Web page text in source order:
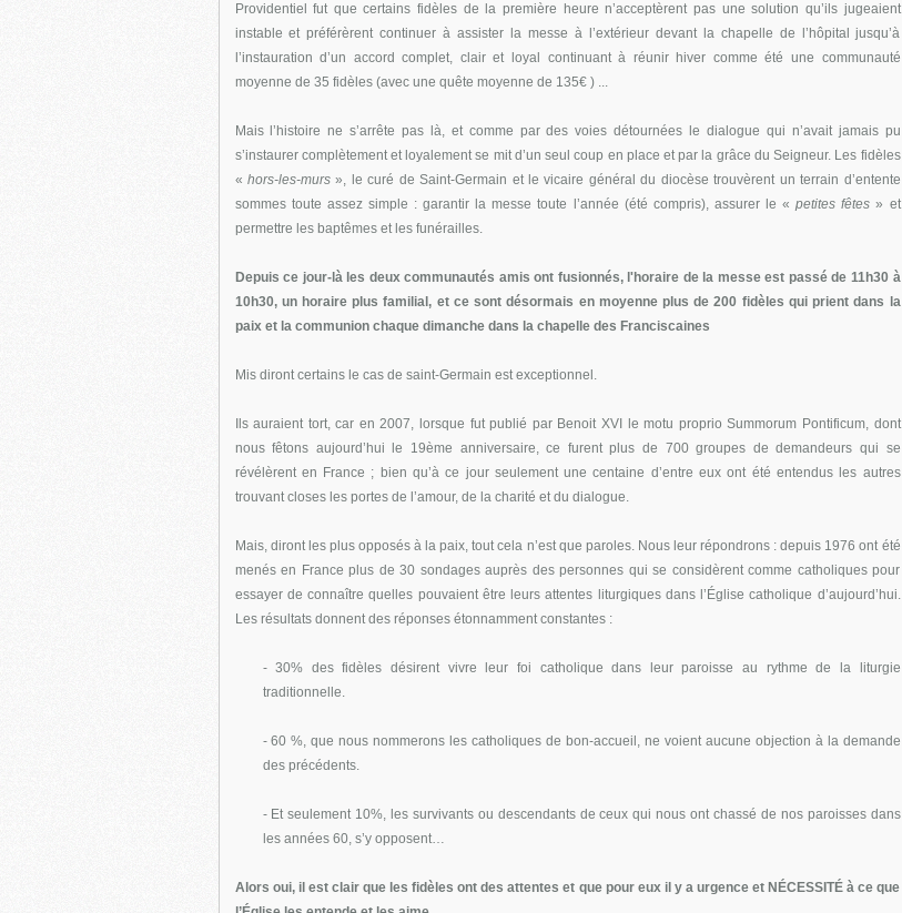
Providentiel fut que certains fidèles de la première heure n’acceptèrent pas une solution qu’ils jugeaient
instable et préférèrent continuer à assister la messe à l’extérieur devant la chapelle de l’hôpital jusqu’à
l’instauration d’un accord complet, clair et loyal continuant à réunir hiver comme été une communauté
moyenne de 35 fidèles (avec une quête moyenne de 135€ ) ...
Mais l’histoire ne s’arrête pas là, et comme par des voies détournées le dialogue qui n’avait jamais pu
s’instaurer complètement et loyalement se mit d’un seul coup en place et par la grâce du Seigneur. Les fidèles
« hors-les-murs», le curé de Saint-Germain et le vicaire général du diocèse trouvèrent un terrain d’entente
sommes toute assez simple : garantir la messe toute l’année (été compris), assurer le «petites fêtes » et
permettre les baptêmes et les funérailles.
Depuis ce jour-là les deux communautés amis ont fusionnés, l'horaire de la messe est passé de 11h30 à
10h30, un horaire plus familial, et ce sont désormais en moyenne plus de 200 fidèles qui prient dans la
paix et la communion chaque dimanche dans la chapelle des Franciscaines
Mis diront certains le cas de saint-Germain est exceptionnel.
Ils auraient tort, car en 2007, lorsque fut publié par Benoit XVI le motu proprio Summorum Pontificum, dont
nous fêtons aujourd’hui le 19ème anniversaire, ce furent plus de 700 groupes de demandeurs qui se
révélèrent en France ; bien qu’à ce jour seulement une centaine d’entre eux ont été entendus les autres
trouvant closes les portes de l’amour, de la charité et du dialogue.
Mais, diront les plus opposés à la paix, tout cela n’est que paroles. Nous leur répondrons : depuis 1976 ont été
menés en France plus de 30 sondages auprès des personnes qui se considèrent comme catholiques pour
essayer de connaître quelles pouvaient être leurs attentes liturgiques dans l’Église catholique d’aujourd’hui.
Les résultats donnent des réponses étonnamment constantes :
- 30% des fidèles désirent vivre leur foi catholique dans leur paroisse au rythme de la liturgie
traditionnelle.
- 60 %, que nous nommerons les catholiques de bon-accueil, ne voient aucune objection à la demande
des précédents.
- Et seulement 10%, les survivants ou descendants de ceux qui nous ont chassé de nos paroisses dans
les années 60, s’y opposent…
Alors oui, il est clair que les fidèles ont des attentes et que pour eux il y a urgence et NÉCESSITÉ à ce que